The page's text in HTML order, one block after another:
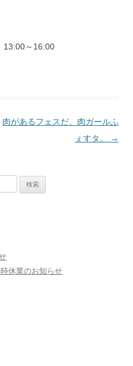
～16:00
肉があるフェスだ、肉ガールふ
ぇすタ。
→
休業のお知らせ